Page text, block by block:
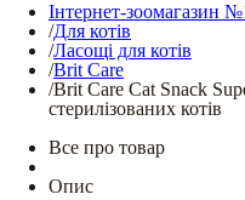
Інтернет-зоомагазин
/Для котів
/Ласощі для котів
/Brit Care
/Brit Care Cat Snack
стерилізованих котів
Все про товар
Опис